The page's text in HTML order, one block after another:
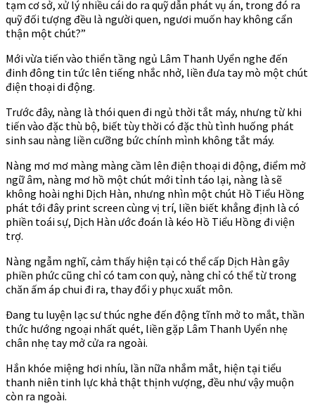
tạm cơ sở, xử lý nhiều cái do ra quỹ dẫn phát vụ án, trong đó ra
quỹ đối tượng đều là người quen, ngươi muốn hay không cẩn
thận một chút?”
Mới vừa tiến vào thiển tầng ngủ Lâm Thanh Uyển nghe đến
đinh đông tin tức lên tiếng nhắc nhở, liền đưa tay mò một chút
điện thoại di động.
Trước đây, nàng là thói quen đi ngủ thời tắt máy, nhưng từ khi
tiến vào đặc thù bộ, biết tùy thời có đặc thù tình huống phát
sinh sau nàng liền cưỡng bức chính mình không tắt máy.
Nàng mơ mơ màng màng cầm lên điện thoại di động, điểm mở
ngữ âm, nàng mơ hồ một chút mới tỉnh táo lại, nàng là sẽ
không hoài nghi Dịch Hàn, nhưng nhìn một chút Hồ Tiểu Hồng
phát tới đây print screen cùng vị trí, liền biết khẳng định là có
phiền toái sự, Dịch Hàn ước đoán là kéo Hồ Tiểu Hồng đi viện
trợ.
Nàng ngẫm nghĩ, cảm thấy hiện tại có thể cấp Dịch Hàn gây
phiền phức cũng chỉ có tam con quỷ, nàng chỉ có thể từ trong
chăn ấm áp chui đi ra, thay đổi y phục xuất môn.
Đang tu luyện lạc sư thúc nghe đến động tĩnh mở to mắt, thần
thức hướng ngoại nhất quét, liền gặp Lâm Thanh Uyển nhẹ
chân nhẹ tay mở cửa ra ngoài.
Hắn khóe miệng hơi nhíu, lần nữa nhắm mắt, hiện tại tiểu
thanh niên tinh lực khả thật thịnh vượng, đều như vậy muộn
còn ra ngoài.